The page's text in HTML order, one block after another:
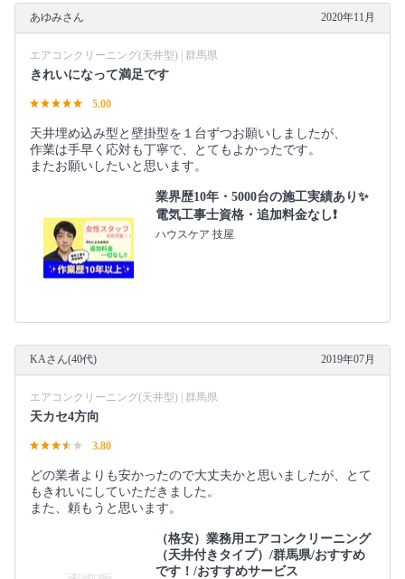
あゆみさん 2020年11月
エアコンクリーニング(天井型) | 群馬県
きれいになって満足です
5.00
天井埋め込み型と壁掛型を１台ずつお願いしましたが、
作業は手早く応対も丁寧で、とてもよかったです。
またお願いしたいと思います。
業界歴10年・5000台の施工実績あり✨
電気工事士資格・追加料金なし❗️
ハウスケア 技屋
KAさん(40代) 2019年07月
エアコンクリーニング(天井型) | 群馬県
天カセ4方向
3.80
どの業者よりも安かったので大丈夫かと思いましたが、とて
もきれいにしていただきました。
また、頼もうと思います。
（格安）業務用エアコンクリーニング
（天井付きタイプ）/群馬県/おすすめ
です！/おすすめサービス